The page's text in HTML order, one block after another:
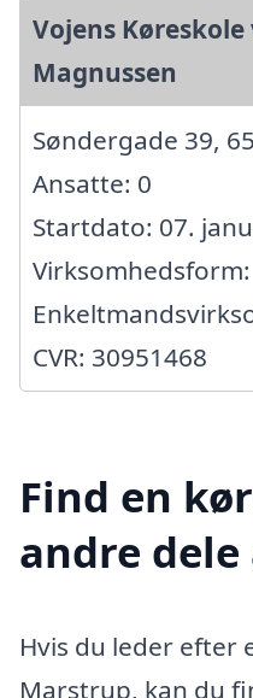
Vojens
Magnussen
Søndergade 39,
Ansatte: 0
Startdato: 07.
Virksomhedsform:
CVR: 30951468
Find en
andre
Hvis du leder efter
Marstrup, kan du